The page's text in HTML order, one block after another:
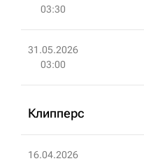
03:30
31.05.2026
03:00
Клипперс
16.04.2026